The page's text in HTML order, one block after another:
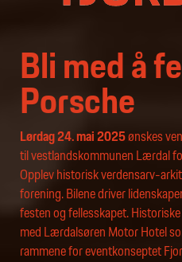
Bli med å
Porsche
Lørdag 24. mai 2025ønskes
til vestlandskommunen Lærdal
Opplev historisk verdensarv-
forening. Bilene driver
festen og fellesskapet.
med Lærdalsøren Motor Hotel
rammene for eventkonseptet